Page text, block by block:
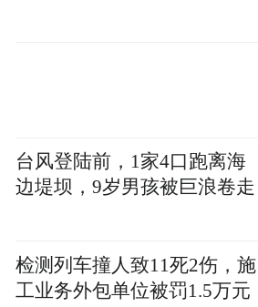
台风登陆前，1家4口跑离海
边堤坝，9岁男孩被巨浪卷走
检测列车撞人致11死2伤，施
工业务外包单位被罚1.5万元